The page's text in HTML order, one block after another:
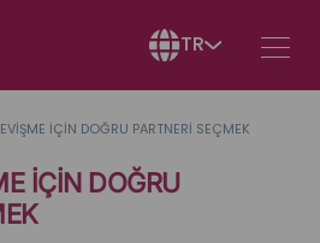
TR
İÇİN DOĞRU PARTNERİ SEÇMEK
İÇİN DOĞRU